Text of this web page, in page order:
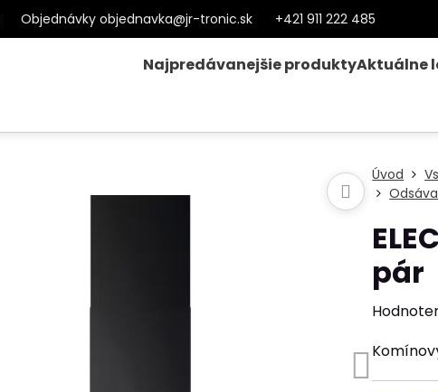
Objednávky objednavka@jr-tronic.sk +421 911 222 485
Najpredávanejšie produktyAktuálne
Úvod
pár